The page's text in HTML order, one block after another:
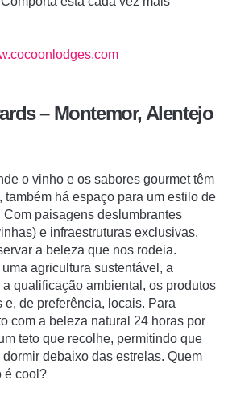
– Montemor, Alentejo
o vinho e os sabores gourmet têm
também há espaço para um estilo de
paisagens deslumbrantes
e infraestruturas exclusivas,
a beleza que nos rodeia.
agricultura sustentável, a
qualificação ambiental, os produtos
de preferência, locais. Para
com a beleza natural 24 horas por
teto que recolhe, permitindo que
debaixo das estrelas. Quem
é cool?